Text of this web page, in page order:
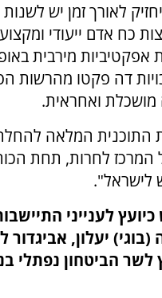
לאורך זמן יש
כח אדם ייעודי
אפקטיביות מירבית
דה פקטו מהרשות
מושכלת ואחראית.
התוכנית המלאה
המרכז לחרות, תחת
לישראל".
לענייני
יעלון, אביגדור
לשר הביטחון נפתלי